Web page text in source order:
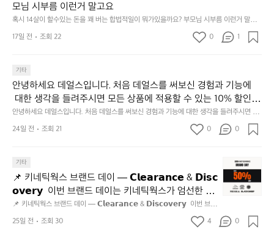
프
운
동
고,
재
미
지
고
통
닭
모님 시부름 이런거 말고요
혹시 14살이 할수있는 돈을 꽤 버는 합법적일이 뭐가있을까요? 부모님 시부름 이런거 말고
17일 전
조회 22 0 1
기타
안녕하세요 데얼스입니다. 처음 데얼스를 써보신 경험과 기능에
대한 생각을 들려주시면 모든 상품에 적용할 수 있는 10% 할인
쿠폰을 드립니다.  1분이면 끝낼 수 있으니 참여하시고 혜택받아
가세요 :)  하기의 링크 클릭 후 작성하시면 됩니다. https://docs.g
oogle.com/forms/d/e/1FAIpQLSfSU5C-euRse0uUKR3Rp1ibf1aC
안녕하세요 데얼스입니다. 처음 데얼스를 써보신 경험과 기능에 대한 생각을 들려주시면 모
든 상품에 적용할 수 있는 10% 할인 쿠폰을 드립니다.  1분이면 끝낼 수 있으니 참여하시고
혜택받아가세요 :)  하기의 링크 클릭 후 작성하시면 됩니다. https://docs.google.com/for
24일 전 조회 21 0 0
기타
📌 키네틱웍스 브랜드 데이 — 𝗖𝗹𝗲𝗮𝗿𝗮𝗻𝗰𝗲 & 𝗗𝗶𝘀𝗰
𝗼𝘃𝗲𝗿𝘆  이번 브랜드 데이는 키네틱웍스가 엄선한 5
개 브랜드를 한 자리에서 만나는 클리어런스 기획전입
니다. - 카페 드 사이클리스트 - 릿지 마운틴 기어 - 써
클 스포츠웨어 - 블랙쉽 - 시티 컨트리 시티  옷장 속
📌 키네틱웍스 브랜드 데이 — 𝗖𝗹𝗲𝗮𝗿𝗮𝗻𝗰𝗲 & 𝗗𝗶𝘀𝗰𝗼𝘃𝗲𝗿𝘆  이번 브랜
드 데이는 키네틱웍스가 엄선한 5개 브랜드를 한 자리에서 만나는 클리어런
스 기획전입니다. - 카페 드 사이클리스트 - 릿지 마운틴 기어 - 써클 스포츠
네
스
25일 전 조회 30 4 0